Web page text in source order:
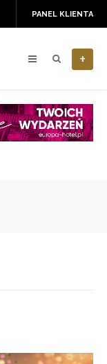
PANEL KLIENTA
+